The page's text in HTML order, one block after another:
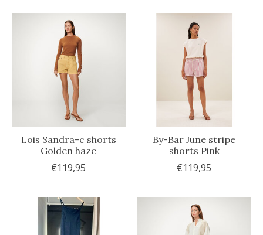
Lois Sandra-c shorts
Golden haze
€119,95
By-Bar June stripe
shorts Pink
€119,95